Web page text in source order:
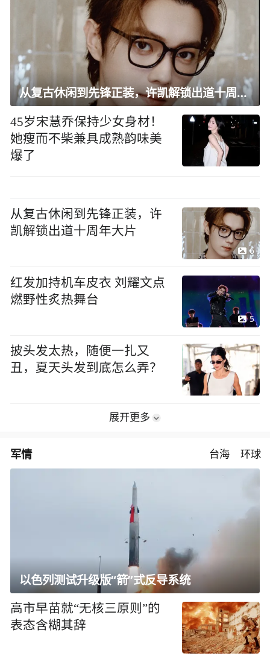
从复古休闲到先锋正装，许凯解锁出道十周年大片
45岁宋慧乔保持少女身材！
她瘦而不柴兼具成熟韵味美
爆了
从复古休闲到先锋正装，许
凯解锁出道十周年大片
6
红发加持机车皮衣 刘耀文点
燃野性炙热舞台
5
披头发太热，随便一扎又
丑，夏天头发到底怎么弄？
展开更多
军情 台海 环球
以色列测试升级版“箭”式反导系统
高市早苗就“无核三原则”的
表态含糊其辞